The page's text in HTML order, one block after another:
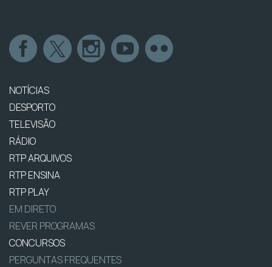
NOTÍCIAS
DESPORTO
TELEVISÃO
RÁDIO
RTP ARQUIVOS
RTP ENSINA
RTP PLAY
EM DIRETO
REVER PROGRAMAS
CONCURSOS
PERGUNTAS FREQUENTES